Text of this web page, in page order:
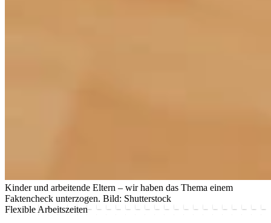
Kinder und arbeitende Eltern – wir haben das Thema einem
Faktencheck unterzogen. Bild: Shutterstock
Flexible Arbeitszeiten